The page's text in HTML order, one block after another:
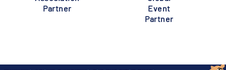
Partner
Event
Partner